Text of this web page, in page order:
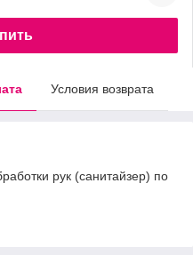
Условия возврата
рук (санитайзер) по